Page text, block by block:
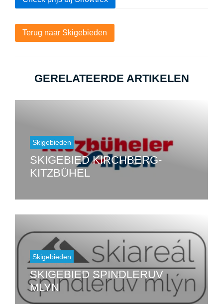
Terug naar Skigebieden
GERELATEERDE ARTIKELEN
Skigebieden
SKIGEBIED KIRCHBERG-
KITZBÜHEL
Skigebieden
SKIGEBIED SPINDLERUV
MLYN